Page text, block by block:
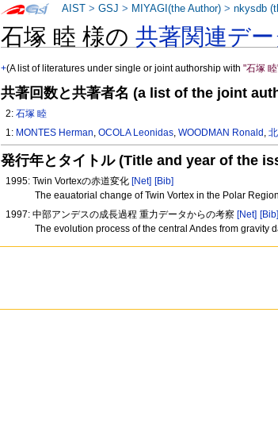
石塚 睦 様の共著関連デ
+(A list of literatures under single or joint authorship with"石塚
共著回数と共著者名 (a list of the joint
2:石塚 睦
1: MONTES Herman,OCOLA Leonidas,WOODMAN Ronald ,
発行年とタイトル (Title and year of the
1995: Twin Vortexの赤道変化 [Net] [Bib]
The eauatorial change of Twin Vortex in the Polar
1997: 中部アンデスの成長過程 重力データからの考察 [Net] [Bib]
The evolution process of the central Andes from gravity
AIST >GSJ > MIYAGI(the Author) >nkysdb